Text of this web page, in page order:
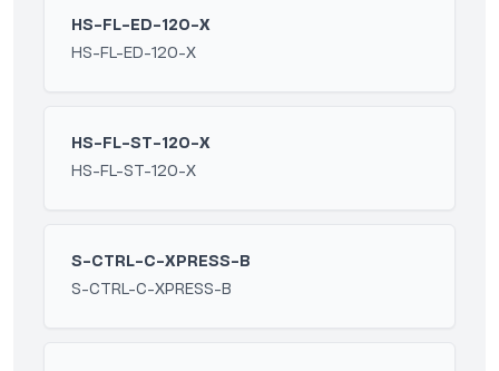
HS-FL-ED-120-X
HS-FL-ED-120-X
HS-FL-ST-120-X
HS-FL-ST-120-X
S-CTRL-C-XPRESS-B
S-CTRL-C-XPRESS-B